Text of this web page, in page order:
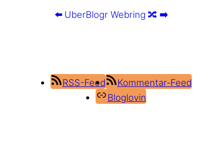
⬅️ UberBlogr Webring 🔀 ➡️
RSS-Feed
Kommentar-Feed
Bloglovin